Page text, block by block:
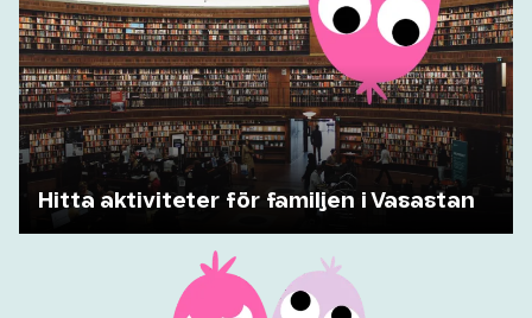
Hitta aktiviteter för familjen i Vasastan